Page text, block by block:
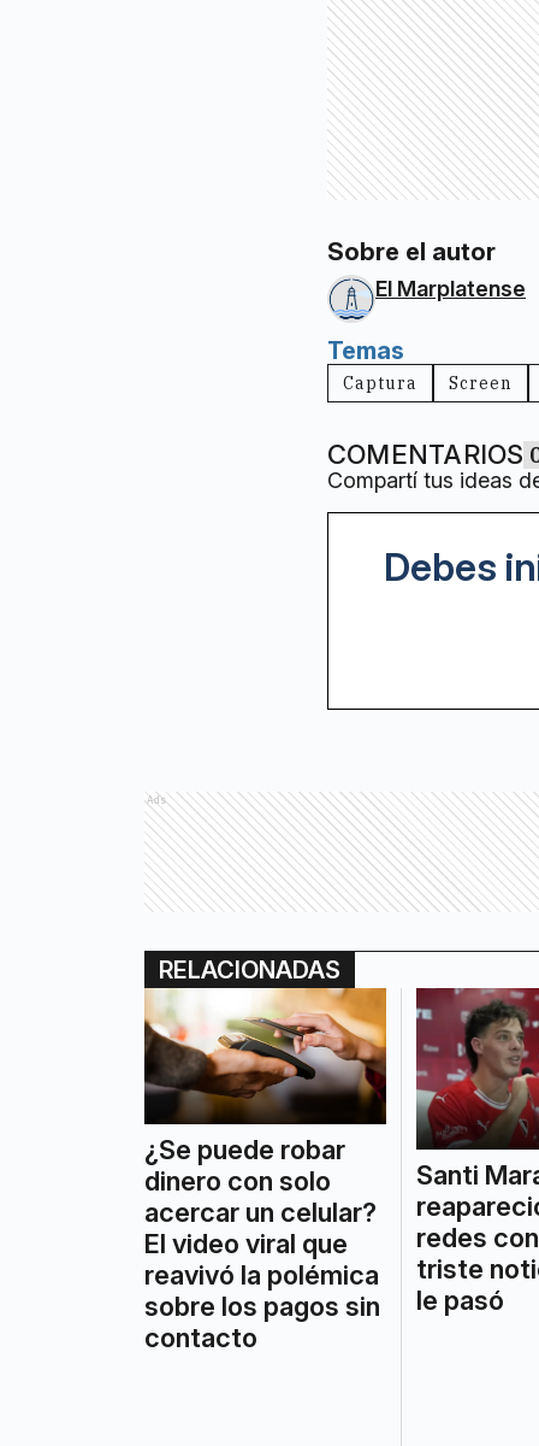
Sobre el autor
El Marplatense
Temas
Captura Screen
COMENTARIOS
Compartí tus ideas
Debes
Ads
RELACIONADAS
¿Se puede robar
dinero con solo
acercar un celular?
El video viral que
reavivó la polémica
sobre los pagos sin
contacto
Santi
redes
triste
le pasó